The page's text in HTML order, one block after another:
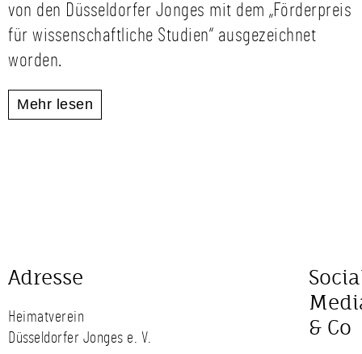
von den Düsseldorfer Jonges mit dem „Förderpreis
für wissenschaftliche Studien“ ausgezeichnet
worden.
Mehr lesen
Adresse
Heimatverein
Düsseldorfer Jonges e. V.
& Co